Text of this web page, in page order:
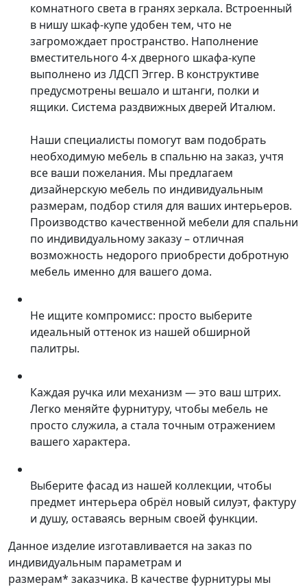
комнатного света в гранях зеркала. Встроенный
в нишу шкаф-купе удобен тем, что не
загромождает пространство. Наполнение
вместительного 4-х дверного шкафа-купе
выполнено из ЛДСП Эггер. В конструктиве
предусмотрены вешало и штанги, полки и
ящики. Система раздвижных дверей Италюм.
Наши специалисты помогут вам подобрать
необходимую мебель в спальню на заказ, учтя
все ваши пожелания. Мы предлагаем
дизайнерскую мебель по индивидуальным
размерам, подбор стиля для ваших интерьеров.
Производство качественной мебели для спальни
по индивидуальному заказу – отличная
возможность недорого приобрести добротную
мебель именно для вашего дома.
Не ищите компромисс: просто выберите
идеальный оттенок из нашей обширной
палитры.
Каждая ручка или механизм — это ваш штрих.
Легко меняйте фурнитуру, чтобы мебель не
просто служила, а стала точным отражением
вашего характера.
Выберите фасад из нашей коллекции, чтобы
предмет интерьера обрёл новый силуэт, фактуру
и душу, оставаясь верным своей функции.
Данное изделие изготавливается на заказ по
индивидуальным параметрам и
размерам* заказчика. В качестве фурнитуры мы